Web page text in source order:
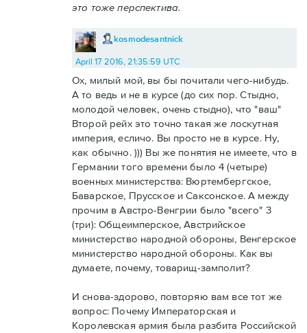
это тоже перспектива.
kosmodesantnick
April 17 2016, 21:35:59 UTC
Ох, милый мой, вы бы почитали чего-нибудь.
А то ведь и не в курсе (до сих пор. Стыдно,
молодой человек, очень стыдно), что "ваш"
Второй рейх это точно такая же лоскутная
империя, есличо. Вы просто не в курсе. Ну,
как обычно. ))) Вы же понятия не имеете, что в
Германии того времени было 4 (четыре)
военных министерства: Вюртембергское,
Баварское, Прусское и Саксонское. А между
прочим в Австро-Венгрии было "всего" 3
(три): Общеимперское, Австрийское
министерство народной обороны, Венгерское
министерство народной обороны. Как вы
думаете, почему, товарищ-замполит?
И снова-здорово, повторяю вам все тот же
вопрос: Почему Императорская и
Королевская армия была разбита Российской